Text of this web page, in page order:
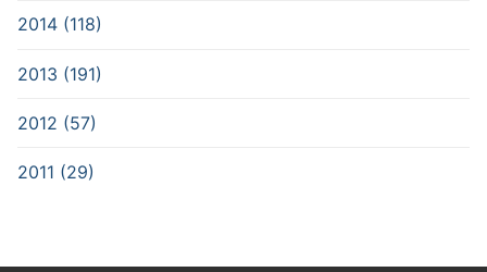
2014 (118)
2013 (191)
2012 (57)
2011 (29)